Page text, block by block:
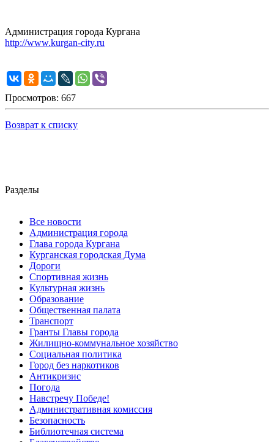
Администрация города Кургана
http://www.kurgan-city.ru
Просмотров: 667
Возврат к списку
Разделы
Все новости
Администрация города
Глава города Кургана
Курганская городская Дума
Дороги
Спортивная жизнь
Культурная жизнь
Образование
Общественная палата
Транспорт
Гранты Главы города
Жилищно-коммунальное хозяйство
Социальная политика
Город без наркотиков
Антикризис
Погода
Навстречу Победе!
Административная комиссия
Безопасность
Библиотечная система